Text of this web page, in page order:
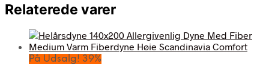
Relaterede varer
På Udsalg! 39%